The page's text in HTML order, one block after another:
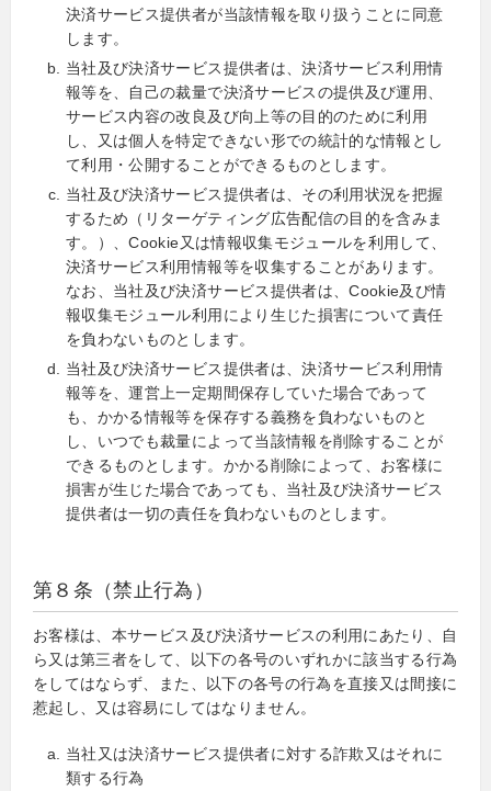
決済サービス提供者が当該情報を取り扱うことに同意
します。
当社及び決済サービス提供者は、決済サービス利用情
報等を、自己の裁量で決済サービスの提供及び運用、
サービス内容の改良及び向上等の目的のために利用
し、又は個人を特定できない形での統計的な情報とし
て利用・公開することができるものとします。
当社及び決済サービス提供者は、その利用状況を把握
するため（リターゲティング広告配信の目的を含みま
す。）、Cookie又は情報収集モジュールを利用して、
決済サービス利用情報等を収集することがあります。
なお、当社及び決済サービス提供者は、Cookie及び情
報収集モジュール利用により生じた損害について責任
を負わないものとします。
当社及び決済サービス提供者は、決済サービス利用情
報等を、運営上一定期間保存していた場合であって
も、かかる情報等を保存する義務を負わないものと
し、いつでも裁量によって当該情報を削除することが
できるものとします。かかる削除によって、お客様に
損害が生じた場合であっても、当社及び決済サービス
提供者は一切の責任を負わないものとします。
第８条（禁止行為）
お客様は、本サービス及び決済サービスの利用にあたり、自
ら又は第三者をして、以下の各号のいずれかに該当する行為
をしてはならず、また、以下の各号の行為を直接又は間接に
惹起し、又は容易にしてはなりません。
当社又は決済サービス提供者に対する詐欺又はそれに
類する行為